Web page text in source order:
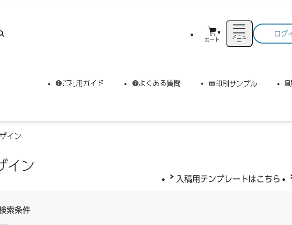
カート
メニュ
ー
ログ
ご利用ガイド よくある質問 印刷サンプル
イン
イン
入稿用テンプレートはこちら
索条件